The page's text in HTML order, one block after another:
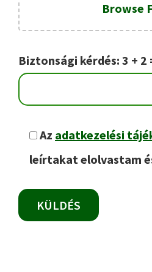
Browse
Biztonsági kérdés: 3 + 2
Az adatkezelési
leírtakat elolvastam